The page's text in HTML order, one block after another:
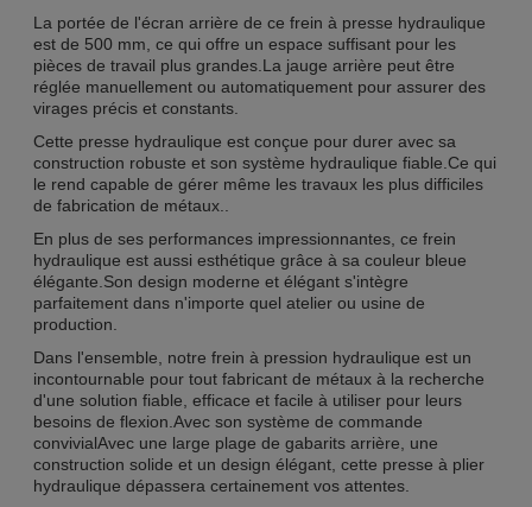
La portée de l'écran arrière de ce frein à presse hydraulique
est de 500 mm, ce qui offre un espace suffisant pour les
pièces de travail plus grandes.La jauge arrière peut être
réglée manuellement ou automatiquement pour assurer des
virages précis et constants.
Cette presse hydraulique est conçue pour durer avec sa
construction robuste et son système hydraulique fiable.Ce qui
le rend capable de gérer même les travaux les plus difficiles
de fabrication de métaux..
En plus de ses performances impressionnantes, ce frein
hydraulique est aussi esthétique grâce à sa couleur bleue
élégante.Son design moderne et élégant s'intègre
parfaitement dans n'importe quel atelier ou usine de
production.
Dans l'ensemble, notre frein à pression hydraulique est un
incontournable pour tout fabricant de métaux à la recherche
d'une solution fiable, efficace et facile à utiliser pour leurs
besoins de flexion.Avec son système de commande
convivialAvec une large plage de gabarits arrière, une
construction solide et un design élégant, cette presse à plier
hydraulique dépassera certainement vos attentes.